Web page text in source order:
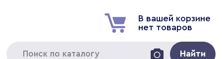
В вашей корзине
нет товаров
Найти